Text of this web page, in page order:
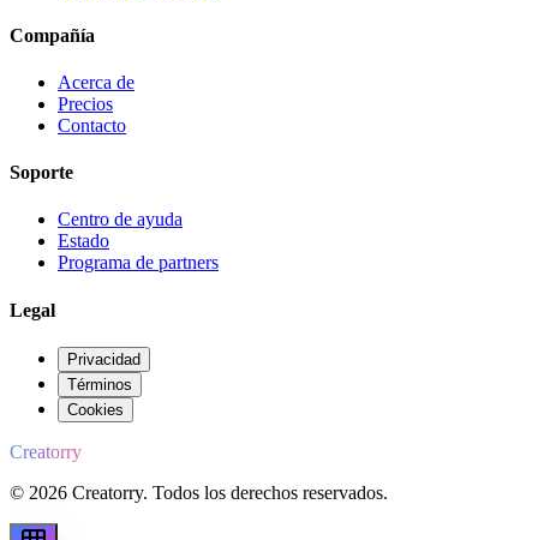
Compañía
Acerca de
Precios
Contacto
Soporte
Centro de ayuda
Estado
Programa de partners
Legal
Privacidad
Términos
Cookies
Creatorry
© 2026 Creatorry. Todos los derechos reservados.